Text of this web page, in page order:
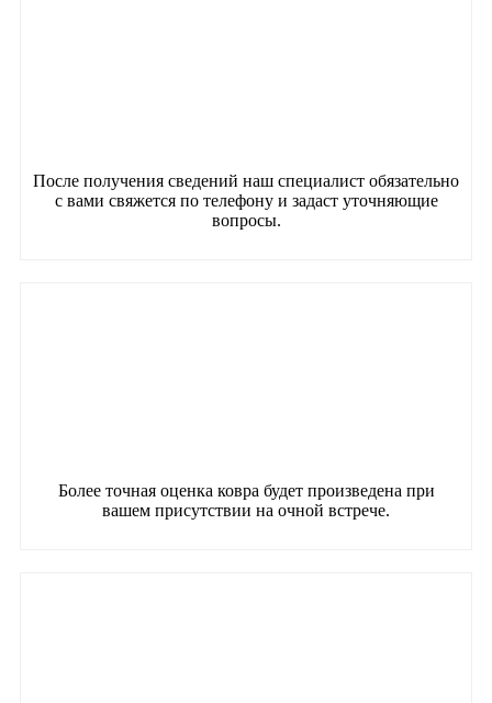
После получения сведений наш специалист обязательно
с вами свяжется по телефону и задаст уточняющие
вопросы.
Более точная оценка ковра будет произведена при
вашем присутствии на очной встрече.